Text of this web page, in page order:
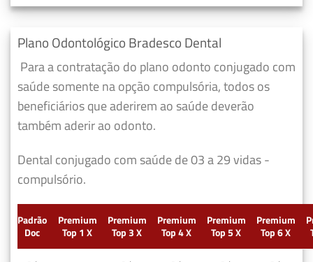
Plano Odontológico Bradesco Dental
Para a contratação do plano odonto conjugado com
saúde somente na opção compulsória, todos os
beneficiários que aderirem ao saúde deverão
também aderir ao odonto.
Dental conjugado com saúde de 03 a 29 vidas -
compulsório.
Padrão
Doc
Premium
Top 1 X
Premium
Top 3 X
Premium
Top 4 X
Premium
Top 5 X
Premium
Top 6 X